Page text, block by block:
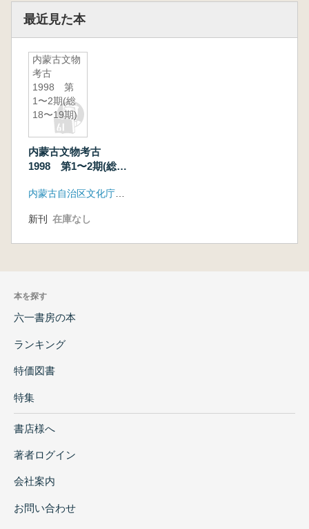
最近見た本
内蒙古文物
考古
1998 第
1〜2期(総
18〜19期)
内蒙古文物考古
1998 第1〜2期(総
新刊 在庫なし
本を探す
六一書房の本
ランキング
特価図書
特集
書店様へ
著者ログイン
会社案内
お問い合わせ